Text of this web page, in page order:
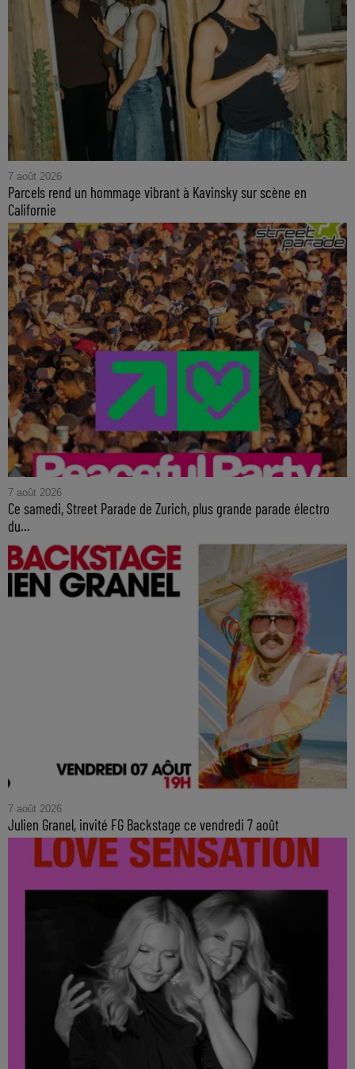
7 août 2026
Parcels rend un hommage vibrant à Kavinsky sur scène en
Californie
7 août 2026
Ce samedi, Street Parade de Zurich, plus grande parade électro
du...
7 août 2026
Julien Granel, invité FG Backstage ce vendredi 7 août